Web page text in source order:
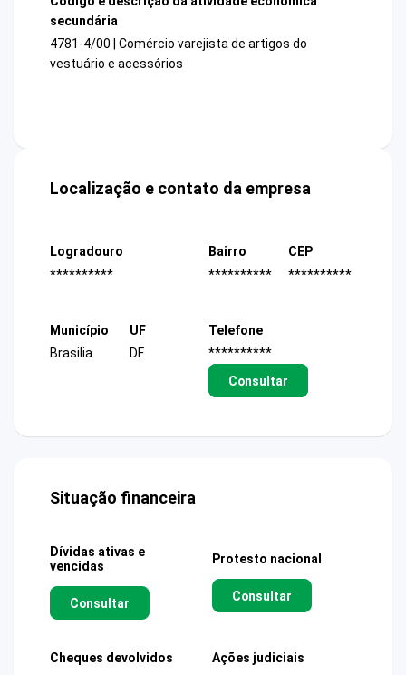
secundária
4781-4/00 | Comércio varejista de artigos do
vestuário e acessórios
Localização e contato da empresa
Logradouro
**********
Bairro
**********
CEP
**********
Município
Brasilia
UF
DF
Telefone
**********
Consultar
Situação financeira
Dívidas ativas e
vencidas
Consultar
Protesto nacional
Consultar
Cheques devolvidos Ações judiciais